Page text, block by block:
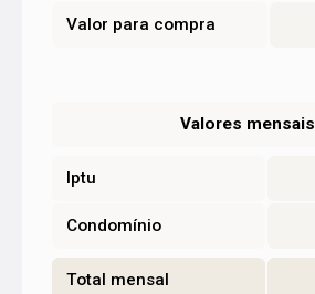
Valor para compra
Valores mensais
Iptu
Condomínio
Total mensal